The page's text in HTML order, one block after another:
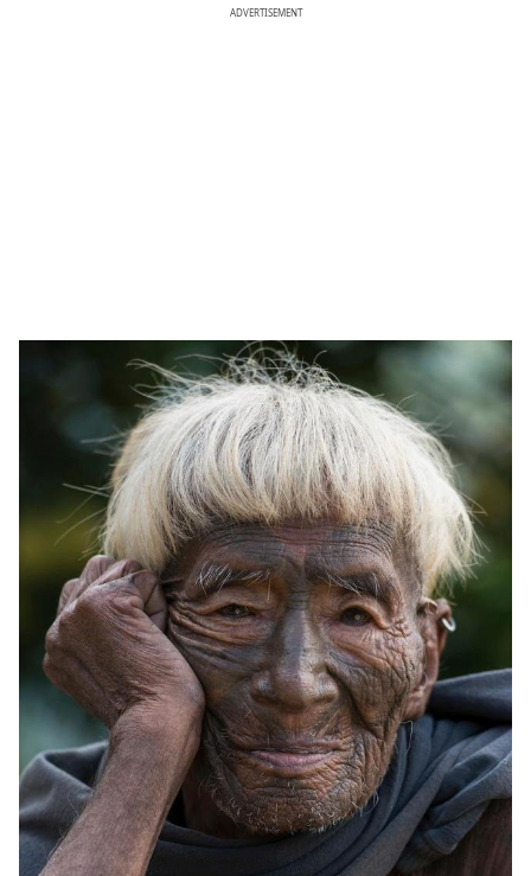
ADVERTISEMENT